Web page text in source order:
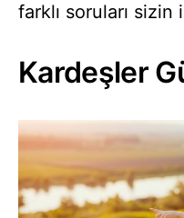
farklı soruları sizin
Kardeşler